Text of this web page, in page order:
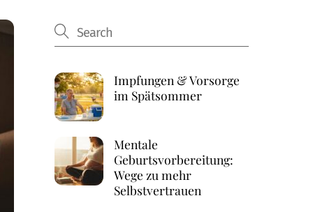
Impfungen & Vorsorge
im Spätsommer
Mentale
Geburtsvorbereitung:
Wege zu mehr
Selbstvertrauen